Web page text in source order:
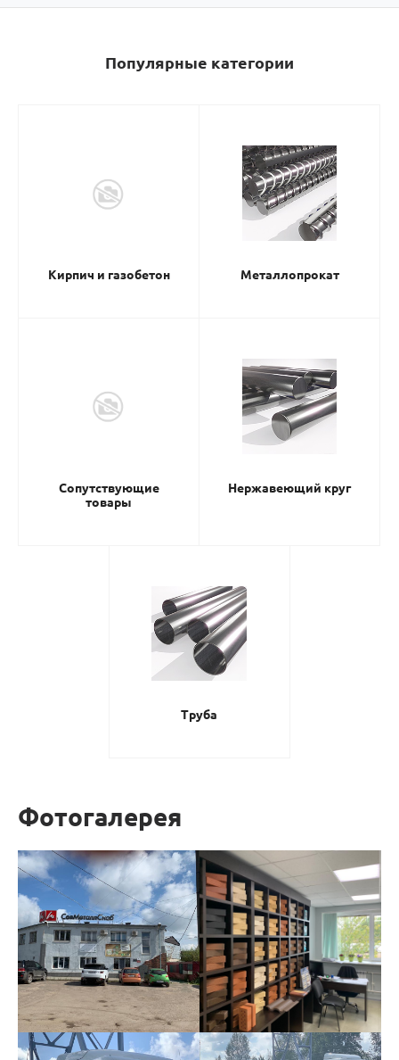
Популярные категории
Кирпич и газобетон Металлопрокат
Сопутствующие
товары
Нержавеющий круг
Труба
Фотогалерея